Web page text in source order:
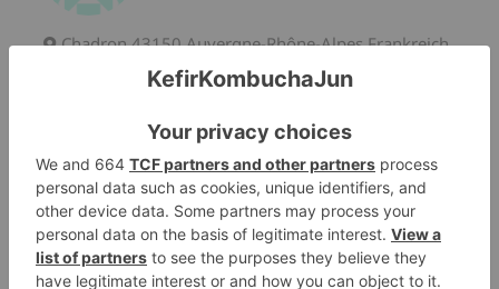
Chadron 43150 Auvergne-Rhône-Alpes Frankreich
Fruchtkefirkörner
Freigabemodi
Manuelle Zustellung
Versand gegen einen vorgestempelten Umschlag
Détails de l'annonce